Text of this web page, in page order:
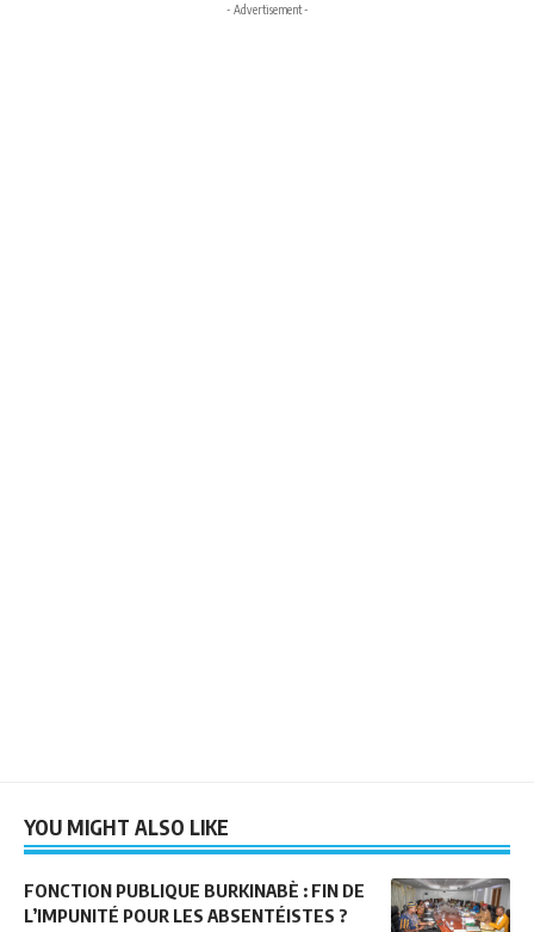
- Advertisement -
YOU MIGHT ALSO LIKE
FONCTION PUBLIQUE BURKINABÈ : FIN DE
L’IMPUNITÉ POUR LES ABSENTÉISTES ?